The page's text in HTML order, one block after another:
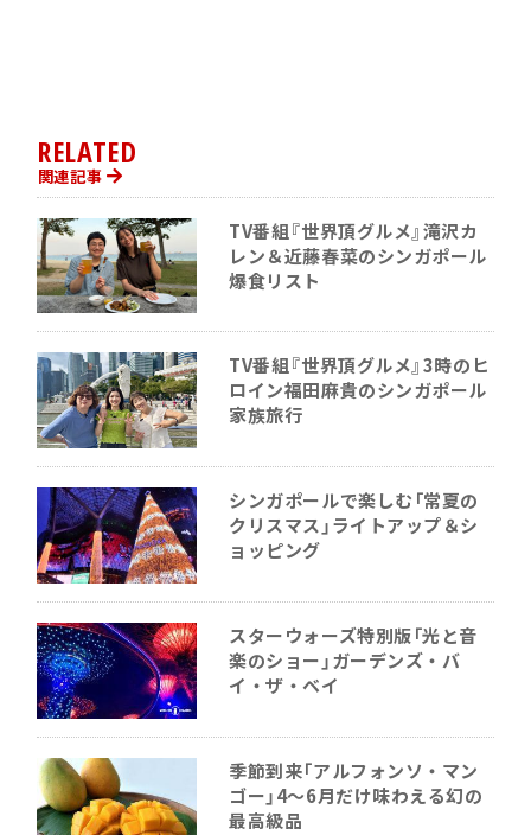
RELATED
関連記事
TV番組『世界頂グルメ』滝沢カ
レン＆近藤春菜のシンガポール
爆食リスト
TV番組『世界頂グルメ』3時のヒ
ロイン福田麻貴のシンガポール
家族旅行
シンガポールで楽しむ「常夏の
クリスマス」ライトアップ＆シ
ョッピング
スターウォーズ特別版「光と音
楽のショー」ガーデンズ・バ
イ・ザ・ベイ
季節到来「アルフォンソ・マン
ゴー」4〜6月だけ味わえる幻の
最高級品